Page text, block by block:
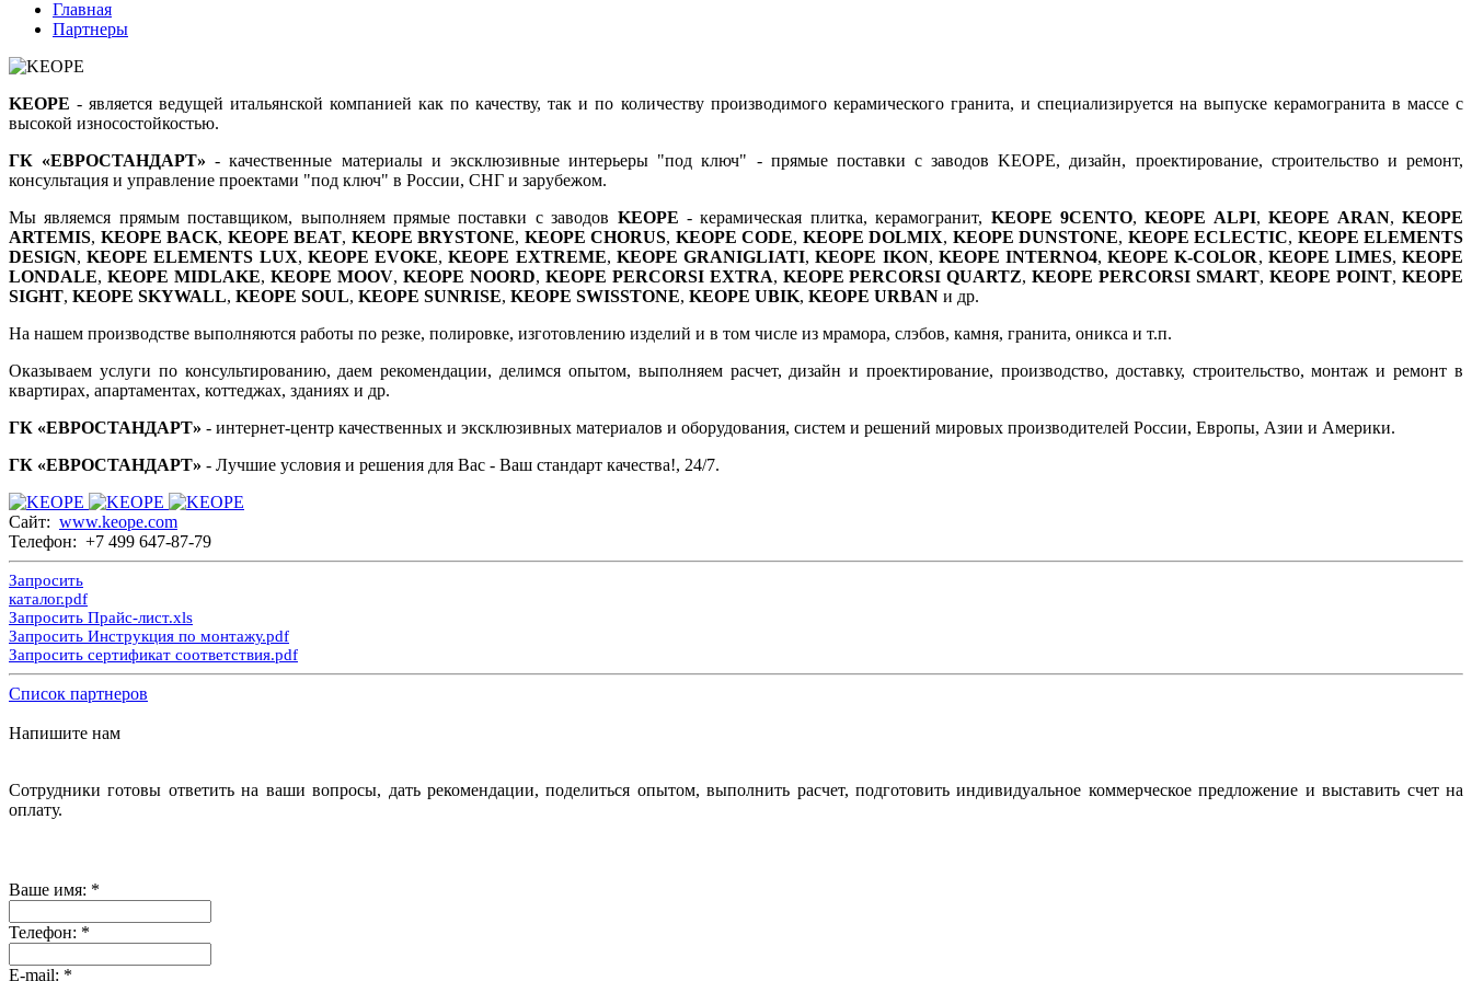
Главная
Партнеры
KEOPE - является ведущей итальянской компанией как по качеству, так и по количеству производимого керамического гранита, и специализируется на выпуске керамогранита в массе с
высокой износостойкостью.
ГК «ЕВРОСТАНДАРТ» - качественные материалы и эксклюзивные интерьеры "под ключ" - прямые поставки с заводов KEOPE, дизайн, проектирование, строительство и ремонт,
консультация и управление проектами "под ключ" в России, СНГ и зарубежом.
Мы являемся прямым поставщиком, выполняем прямые поставки с заводов KEOPE - керамическая плитка, керамогранит, KEOPE 9CENTO,KEOPE ALPI,KEOPE ARAN,KEOPE
ARTEMIS, KEOPE BACK, KEOPE BEAT, KEOPE BRYSTONE, KEOPE CHORUS, KEOPE CODE, KEOPE DOLMIX, KEOPE DUNSTONE, KEOPE ECLECTIC, KEOPE ELEMENTS
DESIGN,KEOPE ELEMENTS LUX, KEOPE EVOKE,KEOPE EXTREME, KEOPE GRANIGLIATI,KEOPE IKON, KEOPE INTERNO4,KEOPE K-COLOR, KEOPE LIMES,KEOPE
LONDALE, KEOPE MIDLAKE, KEOPE MOOV, KEOPE NOORD, KEOPE PERCORSI EXTRA, KEOPE PERCORSI QUARTZ,KEOPE PERCORSI SMART,KEOPE POINT,KEOPE
SIGHT, KEOPE SKYWALL, KEOPE SOUL, KEOPE SUNRISE, KEOPE SWISSTONE, KEOPE UBIK, KEOPE URBAN и др.
На нашем производстве выполняются работы по резке, полировке, изготовлению изделий и в том числе из мрамора, слэбов, камня, гранита, оникса и т.п.
Оказываем услуги по консультированию, даем рекомендации, делимся опытом, выполняем расчет, дизайн и проектирование, производство, доставку, строительство, монтаж и ремонт в
квартирах, апартаментах, коттеджах, зданиях и др.
ГК «ЕВРОСТАНДАРТ» - интернет-центр качественных и эксклюзивных материалов и оборудования, систем и решений мировых производителей России, Европы, Азии и Америки.
ГК «ЕВРОСТАНДАРТ» - Лучшие условия и решения для Вас - Ваш стандарт качества!, 24/7.
Сайт: www.keope.com
Телефон: +7 499 647-87-79
Запросить
каталог.pdf
Запросить Прайс-лист.xls
Запросить Инструкция по монтажу.pdf
Запросить сертификат соответствия.pdf
Список партнеров
Напишите нам
Сотрудники готовы ответить на ваши вопросы, дать рекомендации, поделиться опытом, выполнить расчет, подготовить индивидуальное коммерческое предложение и выставить счет на
оплату.
Ваше имя: *
Телефон: *
E-mail: *